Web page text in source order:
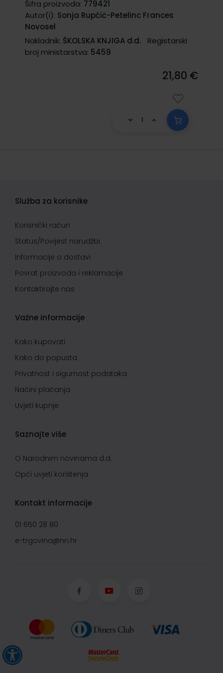
Šifra proizvoda: 779421
Autor(i): Sonja Rupčić-Petelinc Frances
Novosel
Nakladnik: ŠKOLSKA KNJIGA d.d.
Registarski
broj ministarstva: 5459
21,80 €
Služba za korisnike
Korisnički račun
Status/Povijest narudžbi
Informacije o dostavi
Povrat proizvoda i reklamacije
Kontaktirajte nas
Važne informacije
Kako kupovati
Kako do popusta
Privatnost i sigurnost podataka
Načini plaćanja
Uvjeti kupnje
Saznajte više
O Narodnim novinama d.d.
Opći uvjeti korištenja
Kontakt informacije
01 650 28 80
e-trgovina@nn.hr